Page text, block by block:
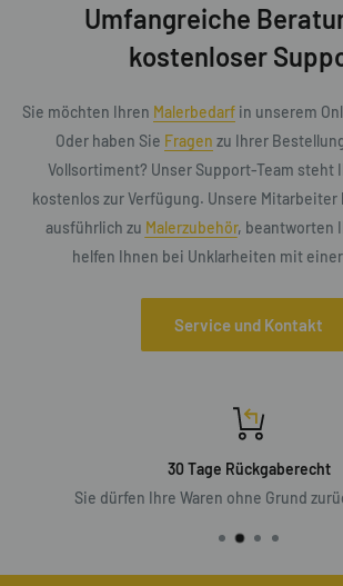
Umfangreiche
kostenloser
Sie möchten Ihren Malerbedarf in unserem
Oder haben Sie Fragen zu Ihrer
Vollsortiment? Unser Support-Team steht
kostenlos zur Verfügung. Unsere Mitarbeiter
ausführlich zu Malerzubehör, beantworten
helfen Ihnen bei Unklarheiten mit
Service und Kontakt
30 Tage Rückgaberecht
Sie dürfen Ihre Waren ohne Grund